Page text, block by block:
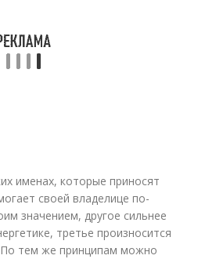
именах, которые приносят
своей владелице по-
значением, другое сильнее
третье произносится
По тем же принципам можно